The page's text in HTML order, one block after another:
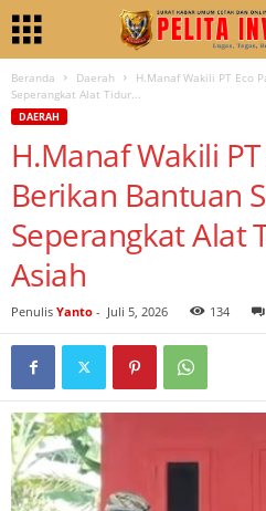
Beranda Daerah
H.Manaf Wakili PT Eco
Seperangkat Alat Tidur...
DAERAH
H.Manaf Wakili
Berikan Bantuan
Seperangkat Alat
Asiah
Penulis Yanto - Juli 5, 2026 134